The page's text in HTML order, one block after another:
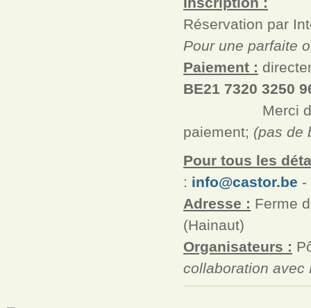
Réservation par
Pour une parfaite
Paiement :
BE21 7320 3250
Merci de
paiement; (pas de
Pour tous les
: info@castor.be -
Adresse : Ferme
(Hainaut)
Organisateurs :
collaboration avec